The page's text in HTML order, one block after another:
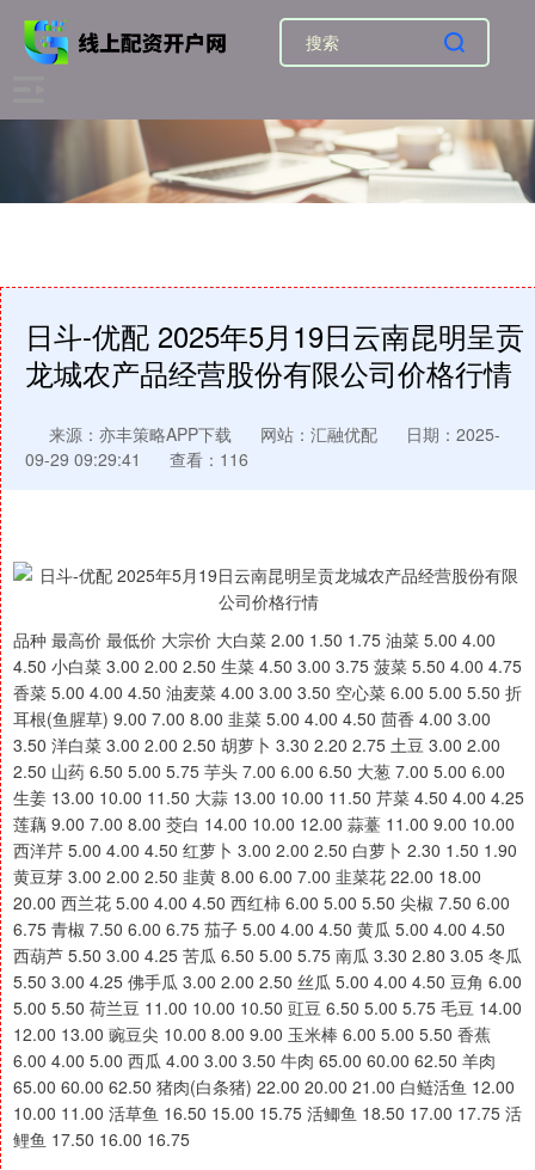
日斗-优配 2025年5月19日云南昆明呈贡
龙城农产品经营股份有限公司价格行情
来源：亦丰策略APP下载 网站：汇融优配
日期：2025-
09-29 09:29:41
查看：116
品种 最高价 最低价 大宗价 大白菜 2.00 1.50 1.75 油菜 5.00 4.00
4.50 小白菜 3.00 2.00 2.50 生菜 4.50 3.00 3.75 菠菜 5.50 4.00 4.75
香菜 5.00 4.00 4.50 油麦菜 4.00 3.00 3.50 空心菜 6.00 5.00 5.50 折
耳根(鱼腥草) 9.00 7.00 8.00 韭菜 5.00 4.00 4.50 茴香 4.00 3.00
3.50 洋白菜 3.00 2.00 2.50 胡萝卜 3.30 2.20 2.75 土豆 3.00 2.00
2.50 山药 6.50 5.00 5.75 芋头 7.00 6.00 6.50 大葱 7.00 5.00 6.00
生姜 13.00 10.00 11.50 大蒜 13.00 10.00 11.50 芹菜 4.50 4.00 4.25
莲藕 9.00 7.00 8.00 茭白 14.00 10.00 12.00 蒜薹 11.00 9.00 10.00
西洋芹 5.00 4.00 4.50 红萝卜 3.00 2.00 2.50 白萝卜 2.30 1.50 1.90
黄豆芽 3.00 2.00 2.50 韭黄 8.00 6.00 7.00 韭菜花 22.00 18.00
20.00 西兰花 5.00 4.00 4.50 西红柿 6.00 5.00 5.50 尖椒 7.50 6.00
6.75 青椒 7.50 6.00 6.75 茄子 5.00 4.00 4.50 黄瓜 5.00 4.00 4.50
西葫芦 5.50 3.00 4.25 苦瓜 6.50 5.00 5.75 南瓜 3.30 2.80 3.05 冬瓜
5.50 3.00 4.25 佛手瓜 3.00 2.00 2.50 丝瓜 5.00 4.00 4.50 豆角 6.00
5.00 5.50 荷兰豆 11.00 10.00 10.50 豇豆 6.50 5.00 5.75 毛豆 14.00
12.00 13.00 豌豆尖 10.00 8.00 9.00 玉米棒 6.00 5.00 5.50 香蕉
6.00 4.00 5.00 西瓜 4.00 3.00 3.50 牛肉 65.00 60.00 62.50 羊肉
65.00 60.00 62.50 猪肉(白条猪) 22.00 20.00 21.00 白鲢活鱼 12.00
10.00 11.00 活草鱼 16.50 15.00 15.75 活鲫鱼 18.50 17.00 17.75 活
鲤鱼 17.50 16.00 16.75